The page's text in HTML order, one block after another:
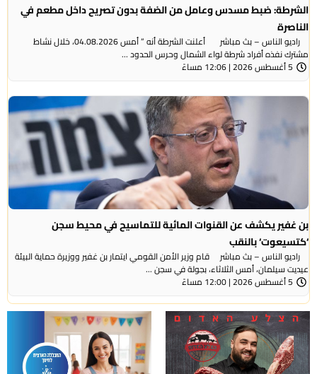
الشرطة: ضبط مسدس وعامل من الضفة بدون تصريح داخل مطعم في
الناصرة
راديو الناس – بث مباشر أعلنت الشرطة أنه ” أمس 04.08.2026، خلال نشاط
مشترك نفذه أفراد شرطة لواء الشمال وحرس الحدود ...
5 أغسطس 2026 | 12:06 مساءً
بن غفير يكشف عن القنوات المائية للتماسيح في محيط سجن
‘كتسيعوت‘ بالنقب
راديو الناس – بث مباشر قام وزير الأمن القومي ايتمار بن غفير ووزيرة حماية البيئة
عيديت سيلمان، أمس الثلاثاء، بجولة في سجن ...
5 أغسطس 2026 | 12:00 مساءً